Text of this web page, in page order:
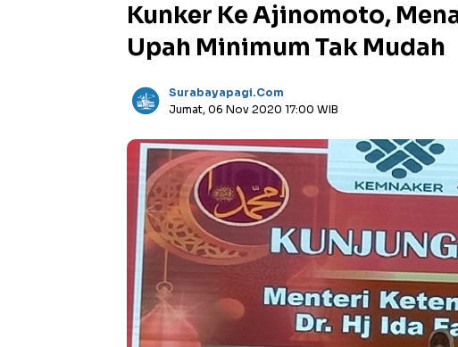
Kunker Ke Ajinomoto,
Upah Minimum Tak Mudah
Surabayapagi.com
Jumat, 06 Nov 2020 17:00 WIB